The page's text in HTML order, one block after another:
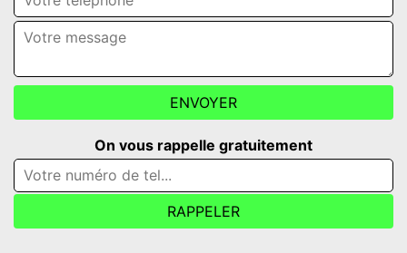
On vous rappelle gratuitement